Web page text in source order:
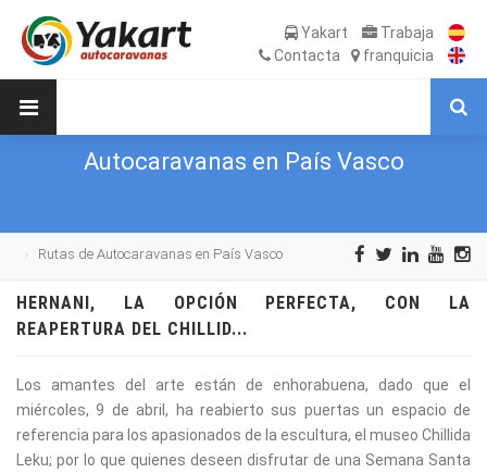
Yakart
Trabaja
Contacta
franquicia
Autocaravanas en País Vasco
Rutas de Autocaravanas en País Vasco
HERNANI, LA OPCIÓN PERFECTA, CON LA
REAPERTURA DEL CHILLID...
Los amantes del arte están de enhorabuena, dado que el
miércoles, 9 de abril, ha reabierto sus puertas un espacio de
referencia para los apasionados de la escultura, el museo Chillida
Leku; por lo que quienes deseen disfrutar de una Semana Santa